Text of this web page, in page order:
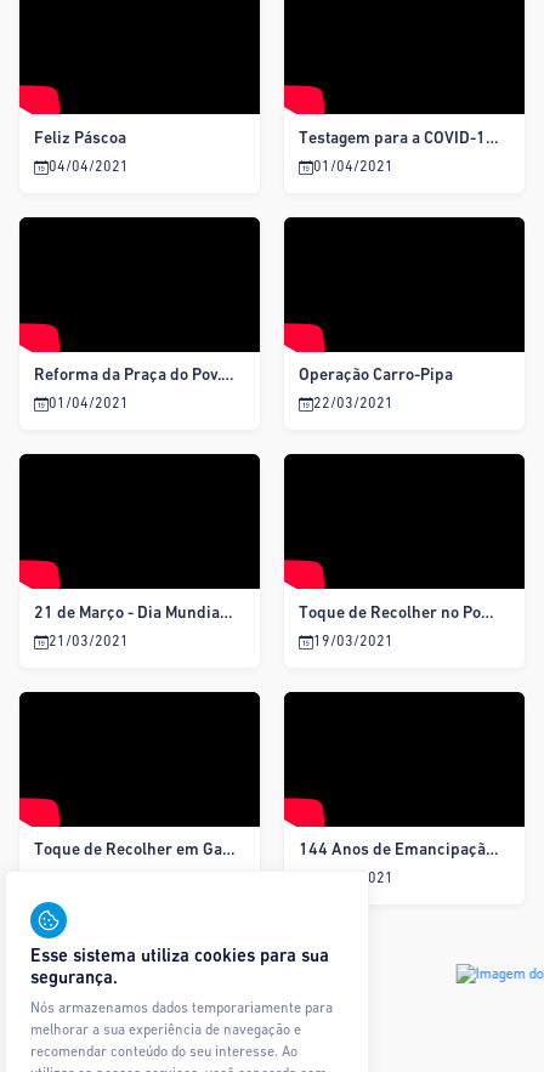
Feliz Páscoa
04/04/2021
Testagem para a COVID-19 na feira livre do município.
01/04/2021
Reforma da Praça do Pov. São mateus
01/04/2021
Operação Carro-Pipa
22/03/2021
21 de Março - Dia Mundial da Infância
21/03/2021
Toque de Recolher no Pov. São Mateus em Gararu/SE
19/03/2021
Toque de Recolher em Gararu 144 Anos de Emancipação Política de Gararu
16/03/2021
Esse sistema utiliza cookies para sua
segurança.
Nós armazenamos dados temporariamente para
melhorar a sua experiência de navegação e
recomendar conteúdo do seu interesse. Ao